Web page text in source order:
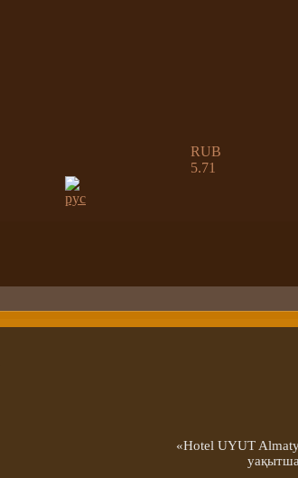
RUB
5.71
рус
«Hotel UYUT